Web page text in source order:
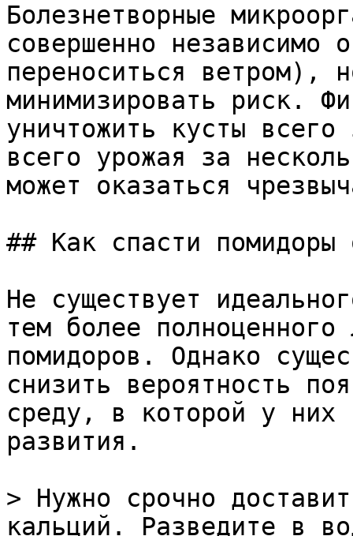
Болезнетворные
совершенно независимо
переноситься ветром),
минимизировать риск.
уничтожить кусты
всего урожая за
может оказаться
## Как спасти помидоры
Не существует
тем более
помидоров. Однако
снизить вероятность
среду, в которой у них
развития.
> Нужно срочно
кальций. Разведите в